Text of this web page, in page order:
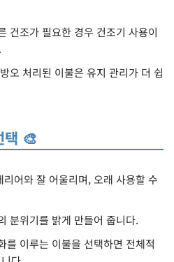
건조가 필요한 경우 건조기 사용이
오 처리된 이불은 유지 관리가 더 쉽
택 🎨
어와 잘 어울리며, 오래 사용할 수
분위기를 밝게 만들어 줍니다.
를 이루는 이불을 선택하면 전체적